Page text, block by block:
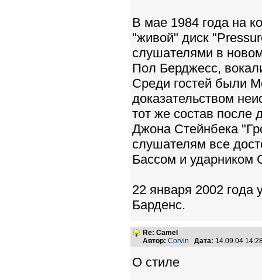
В мае 1984 года на
"живой" диск
слушателями в
Пол Берджесс,
Среди гостей были
доказательством
тот же состав после
Джона Стейнбека
слушателям все
Бассом и ударником
22 января 2002 года
Барденс.
Re: Camel
Автор: Corvin Дата: 14.09.04
О стиле